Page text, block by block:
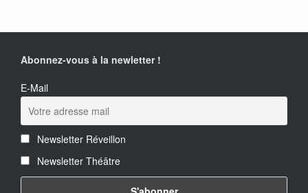
Abonnez-vous à la newletter !
E-Mail
Newsletter Réveillon
Newsletter Théâtre